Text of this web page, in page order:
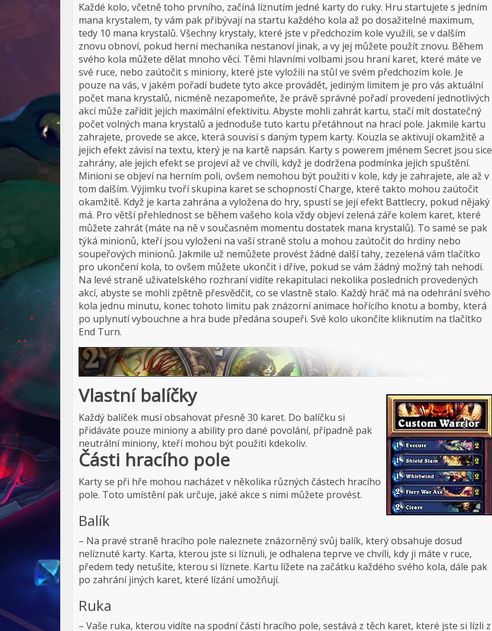
Každé kolo, včetně toho prvního, začíná líznutím jedné karty do ruky. Hru startujete s jedním
mana krystalem, ty vám pak přibývají na startu každého kola až po dosažitelné maximum,
tedy 10 mana krystalů. Všechny krystaly, které jste v předchozím kole využili, se v dalším
znovu obnoví, pokud herní mechanika nestanoví jinak, a vy jej můžete použít znovu. Během
svého kola můžete dělat mnoho věcí. Těmi hlavními volbami jsou hraní karet, které máte ve
své ruce, nebo zaútočit s miniony, které jste vyložili na stůl ve svém předchozím kole. Je
pouze na vás, v jakém pořadí budete tyto akce provádět, jediným limitem je pro vás aktuální
počet mana krystalů, nicméně nezapomeňte, že právě správné pořadí provedení jednotlivých
akcí může zařídit jejich maximální efektivitu. Abyste mohli zahrát kartu, stačí mít dostatečný
počet volných mana krystalů a jednoduše tuto kartu přetáhnout na hrací pole. Jakmile kartu
zahrajete, provede se akce, která souvisí s daným typem karty. Kouzla se aktivují okamžitě a
jejich efekt závisí na textu, který je na kartě napsán. Karty s powerem jménem Secret jsou sice
zahrány, ale jejich efekt se projeví až ve chvíli, když je dodržena podmínka jejich spuštění.
Minioni se objeví na herním poli, ovšem nemohou být použiti v kole, kdy je zahrajete, ale až v
tom dalším. Výjimku tvoří skupina karet se schopností Charge, které takto mohou zaútočit
okamžitě. Když je karta zahrána a vyložena do hry, spustí se její efekt Battlecry, pokud nějaký
má. Pro větší přehlednost se během vašeho kola vždy objeví zelená záře kolem karet, které
můžete zahrát (máte na ně v současném momentu dostatek mana krystalů). To samé se pak
týká minionů, kteří jsou vyloženi na vaší straně stolu a mohou zaútočit do hrdiny nebo
soupeřových minionů. Jakmile už nemůžete provést žádné další tahy, zezelená vám tlačítko
pro ukončení kola, to ovšem můžete ukončit i dříve, pokud se vám žádný možný tah nehodí.
Na levé straně uživatelského rozhraní vidíte rekapitulaci nekolika posledních provedených
akcí, abyste se mohli zpětně přesvědčit, co se vlastně stalo. Každý hráč má na odehrání svého
kola jednu minutu, konec tohoto limitu pak znázorní animace hořícího knotu a bomby, která
po uplynutí vybouchne a hra bude předána soupeři. Své kolo ukončíte kliknutím na tlačítko
End Turn.
Vlastní balíčky
Každý balíček musí obsahovat přesně 30 karet. Do balíčku si
přidáváte pouze miniony a ability pro dané povolání, případně pak
neutrální miniony, kteří mohou být použiti kdekoliv.
Části hracího pole
Karty se při hře mohou nacházet v několika různých částech hracího
pole. Toto umístění pak určuje, jaké akce s nimi můžete provést.
Balík
– Na pravé straně hracího pole naleznete znázorněný svůj balík, který obsahuje dosud
nelíznuté karty. Karta, kterou jste si líznuli, je odhalena teprve ve chvíli, kdy ji máte v ruce,
předem tedy netušíte, kterou si líznete. Kartu lížete na začátku každého svého kola, dále pak
po zahrání jiných karet, které lízání umožňují.
Ruka
– Vaše ruka, kterou vidíte na spodní části hracího pole, sestává z těch karet, které jste si lízli z